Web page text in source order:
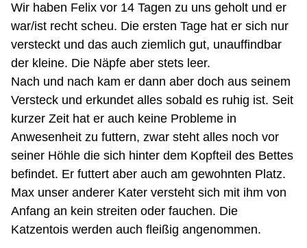
Wir haben Felix vor 14 Tagen zu uns geholt und er
war/ist recht scheu. Die ersten Tage hat er sich nur
versteckt und das auch ziemlich gut, unauffindbar
der kleine. Die Näpfe aber stets leer.
Nach und nach kam er dann aber doch aus seinem
Versteck und erkundet alles sobald es ruhig ist. Seit
kurzer Zeit hat er auch keine Probleme in
Anwesenheit zu futtern, zwar steht alles noch vor
seiner Höhle die sich hinter dem Kopfteil des Bettes
befindet. Er futtert aber auch am gewohnten Platz.
Max unser anderer Kater versteht sich mit ihm von
Anfang an kein streiten oder fauchen. Die
Katzentois werden auch fleißig angenommen.